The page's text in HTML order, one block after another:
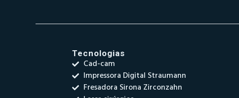
Tecnologias
Cad-cam
Impressora Digital Straumann
Fresadora Sirona Zirconzahn